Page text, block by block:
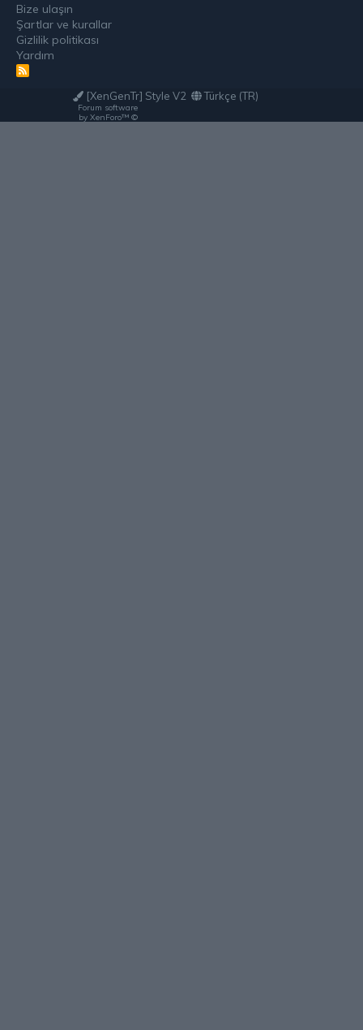
Bize ulaşın
Şartlar ve kurallar
Gizlilik politikası
Yardım
R
[XenGenTr] Style V2 Türkçe (TR)
Forum software
by XenForo™©